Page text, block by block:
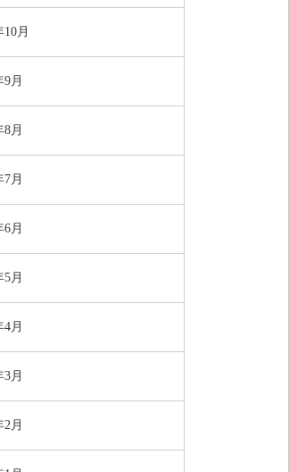
10月
9月
8月
7月
6月
5月
4月
3月
2月